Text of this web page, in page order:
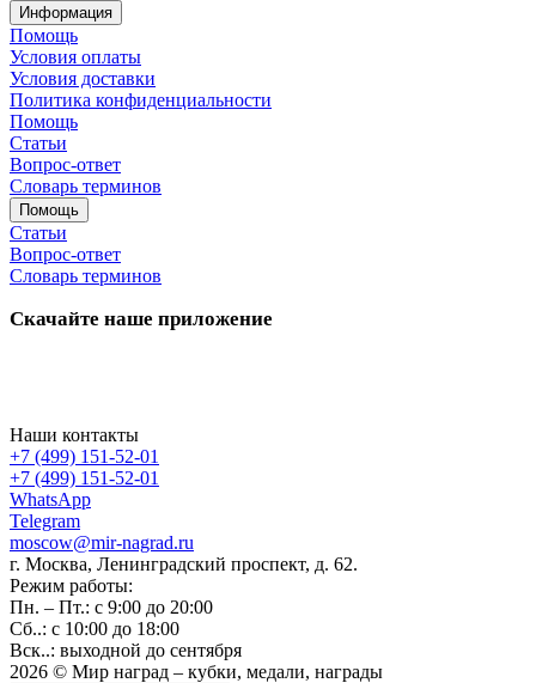
Информация
Помощь
Условия оплаты
Условия доставки
Политика конфиденциальности
Помощь
Статьи
Вопрос-ответ
Словарь терминов
Помощь
Статьи
Вопрос-ответ
Словарь терминов
Скачайте наше приложение
Наши контакты
+7 (499) 151-52-01
+7 (499) 151-52-01
WhatsApp
Telegram
moscow@mir-nagrad.ru
г. Москва, Ленинградский проспект, д. 62.
Режим работы:
Пн. – Пт.: с 9:00 до 20:00
Сб..: с 10:00 до 18:00
Вск..: выходной до сентября
2026 © Мир наград – кубки, медали, награды